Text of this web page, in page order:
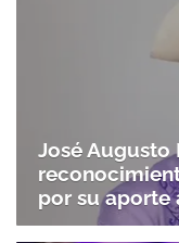
José
por su aporte